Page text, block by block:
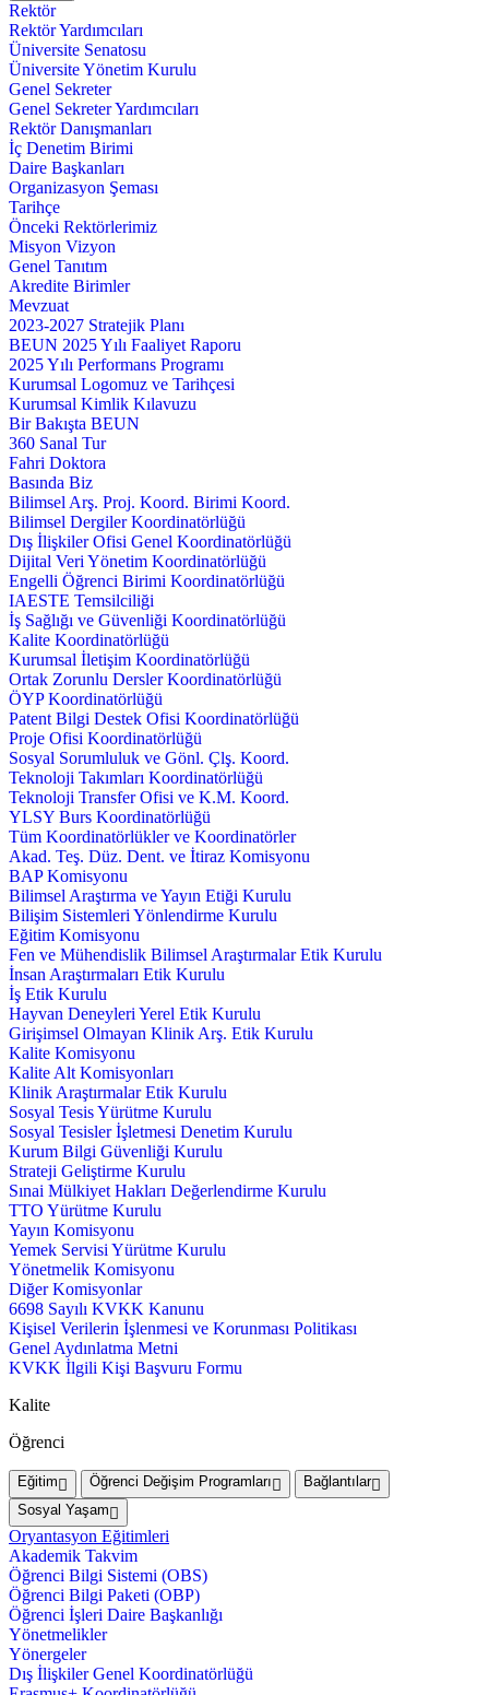
Rektör
Rektör Yardımcıları
Üniversite Senatosu
Üniversite Yönetim Kurulu
Genel Sekreter
Genel Sekreter Yardımcıları
Rektör Danışmanları
İç Denetim Birimi
Daire Başkanları
Organizasyon Şeması
Tarihçe
Önceki Rektörlerimiz
Misyon Vizyon
Genel Tanıtım
Akredite Birimler
Mevzuat
2023-2027 Stratejik Planı
BEUN 2025 Yılı Faaliyet Raporu
2025 Yılı Performans Programı
Kurumsal Logomuz ve Tarihçesi
Kurumsal Kimlik Kılavuzu
Bir Bakışta BEUN
360 Sanal Tur
Fahri Doktora
Basında Biz
Bilimsel Arş. Proj. Koord. Birimi Koord.
Bilimsel Dergiler Koordinatörlüğü
Dış İlişkiler Ofisi Genel Koordinatörlüğü
Dijital Veri Yönetim Koordinatörlüğü
Engelli Öğrenci Birimi Koordinatörlüğü
IAESTE Temsilciliği
İş Sağlığı ve Güvenliği Koordinatörlüğü
Kalite Koordinatörlüğü
Kurumsal İletişim Koordinatörlüğü
Ortak Zorunlu Dersler Koordinatörlüğü
ÖYP Koordinatörlüğü
Patent Bilgi Destek Ofisi Koordinatörlüğü
Proje Ofisi Koordinatörlüğü
Sosyal Sorumluluk ve Gönl. Çlş. Koord.
Teknoloji Takımları Koordinatörlüğü
Teknoloji Transfer Ofisi ve K.M. Koord.
YLSY Burs Koordinatörlüğü
Tüm Koordinatörlükler ve Koordinatörler
Akad. Teş. Düz. Dent. ve İtiraz Komisyonu
BAP Komisyonu
Bilimsel Araştırma ve Yayın Etiği Kurulu
Bilişim Sistemleri Yönlendirme Kurulu
Eğitim Komisyonu
Fen ve Mühendislik Bilimsel Araştırmalar Etik Kurulu
İnsan Araştırmaları Etik Kurulu
İş Etik Kurulu
Hayvan Deneyleri Yerel Etik Kurulu
Girişimsel Olmayan Klinik Arş. Etik Kurulu
Kalite Komisyonu
Kalite Alt Komisyonları
Klinik Araştırmalar Etik Kurulu
Sosyal Tesis Yürütme Kurulu
Sosyal Tesisler İşletmesi Denetim Kurulu
Kurum Bilgi Güvenliği Kurulu
Strateji Geliştirme Kurulu
Sınai Mülkiyet Hakları Değerlendirme Kurulu
TTO Yürütme Kurulu
Yayın Komisyonu
Yemek Servisi Yürütme Kurulu
Yönetmelik Komisyonu
Diğer Komisyonlar
6698 Sayılı KVKK Kanunu
Kişisel Verilerin İşlenmesi ve Korunması Politikası
Genel Aydınlatma Metni
KVKK İlgili Kişi Başvuru Formu
Kalite
Öğrenci
Eğitim Öğrenci Değişim Programları
Bağlantılar
Sosyal Yaşam
Oryantasyon Eğitimleri
Akademik Takvim
Öğrenci Bilgi Sistemi (OBS)
Öğrenci Bilgi Paketi (OBP)
Öğrenci İşleri Daire Başkanlığı
Yönetmelikler
Yönergeler
Dış İlişkiler Genel Koordinatörlüğü